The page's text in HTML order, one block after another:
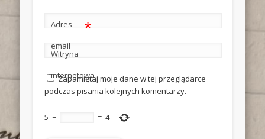
Adres
email
*
Witryna
internetowa
Zapamiętaj moje dane w tej przeglądarce
podczas pisania kolejnych komentarzy.
5 − = 4